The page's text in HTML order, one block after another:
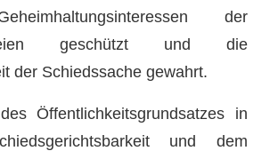
der
geschützt und die
der Schiedssache gewahrt.
Öffentlichkeitsgrundsatzes in
und dem